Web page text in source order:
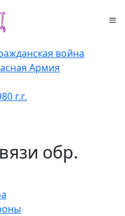
война
Армия
г.г.
обр.